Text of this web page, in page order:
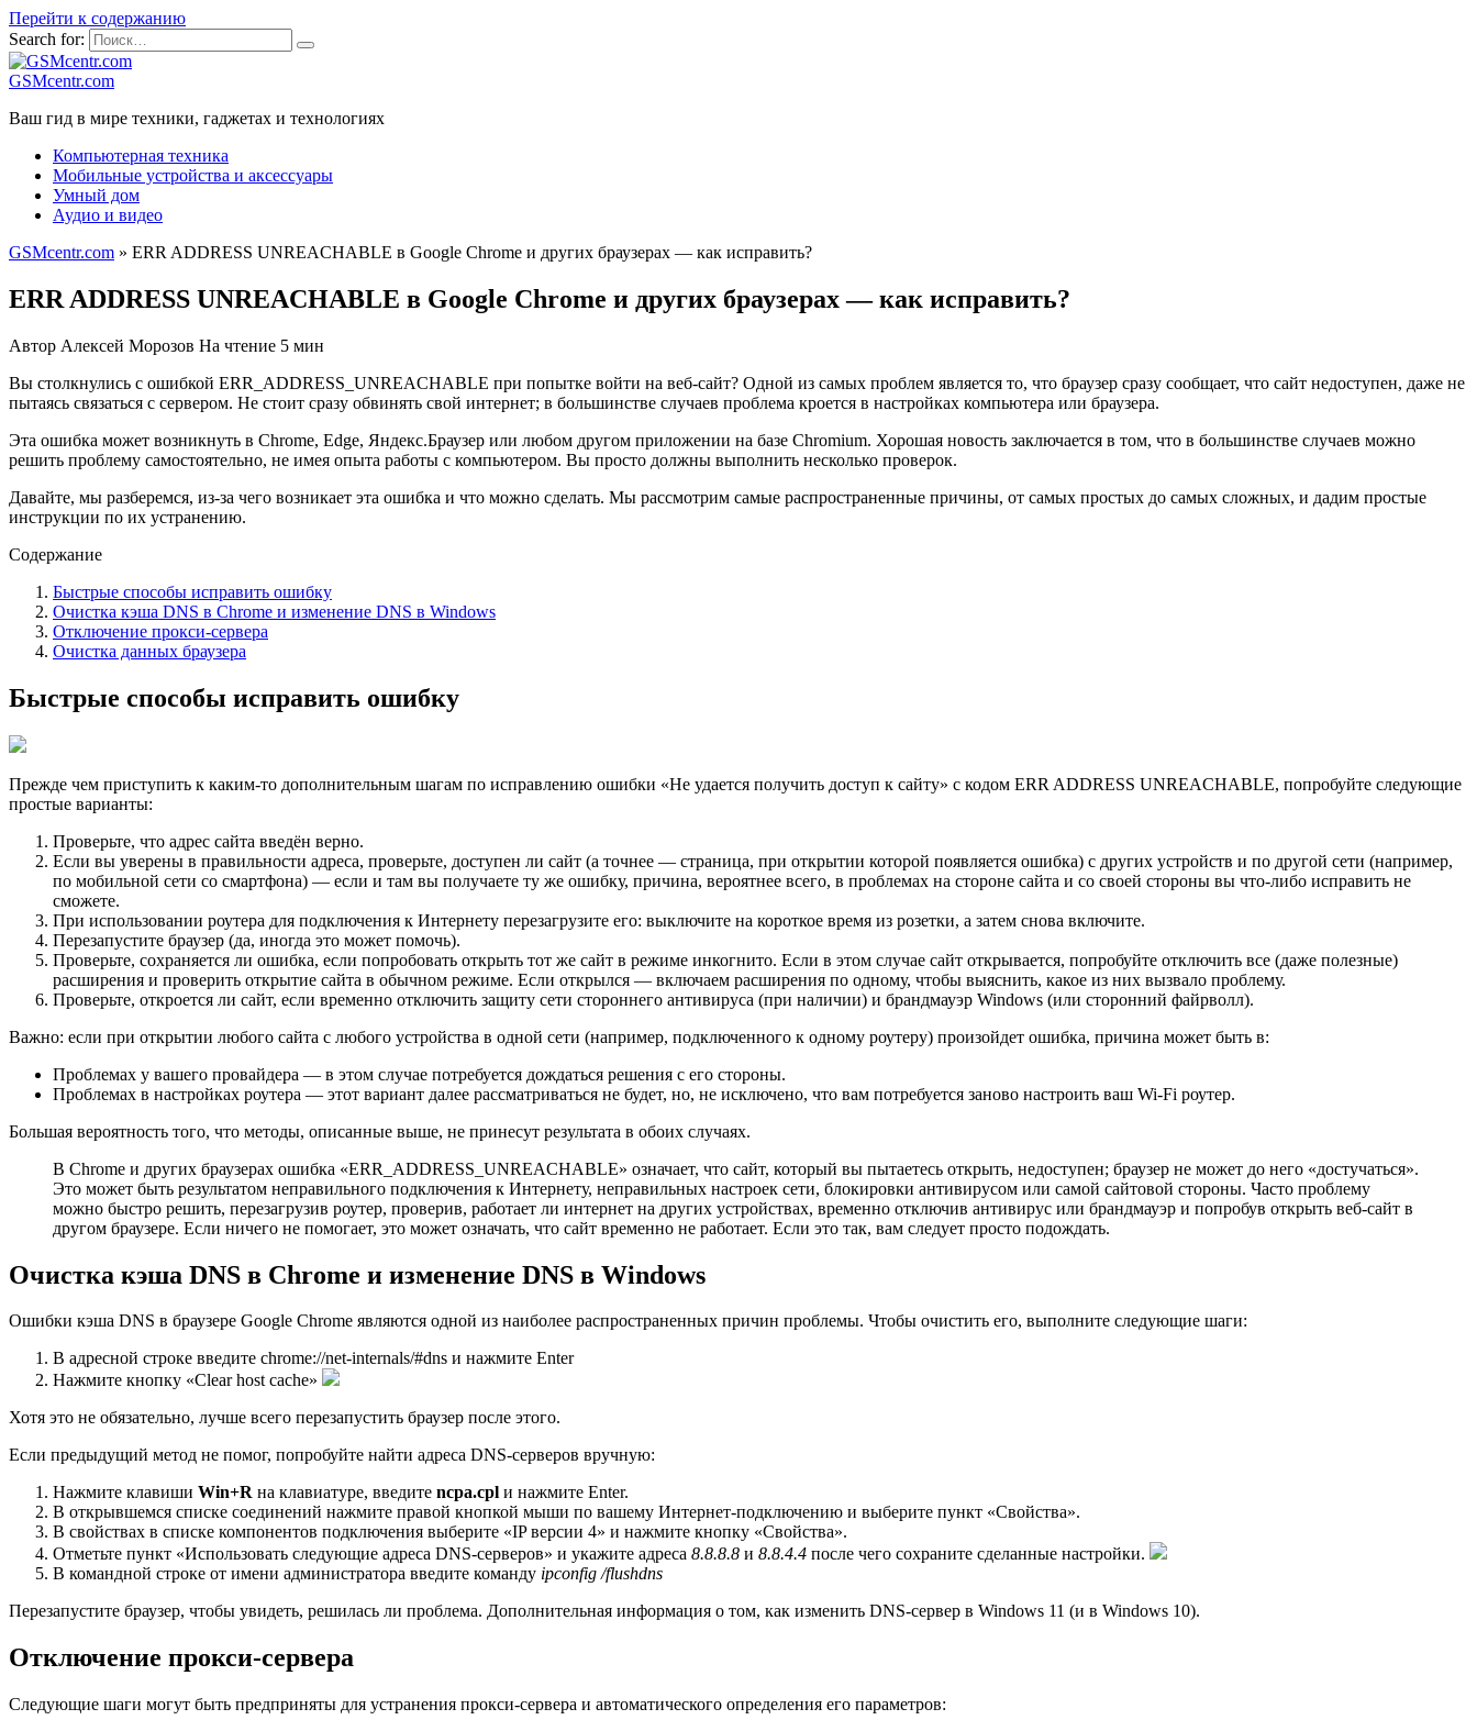
Перейти к содержанию
Search for:
GSMcentr.com
Ваш гид в мире техники, гаджетах и технологиях
Компьютерная техника
Мобильные устройства и аксессуары
Умный дом
Аудио и видео
GSMcentr.com » ERR ADDRESS UNREACHABLE в Google Chrome и других браузерах — как исправить?
ERR ADDRESS UNREACHABLE в Google Chrome и других браузерах — как исправить?
Автор Алексей Морозов На чтение 5 мин
Вы столкнулись с ошибкой ERR_ADDRESS_UNREACHABLE при попытке войти на веб-сайт? Одной из самых проблем является то, что браузер сразу сообщает, что сайт недоступен, даже не
пытаясь связаться с сервером. Не стоит сразу обвинять свой интернет; в большинстве случаев проблема кроется в настройках компьютера или браузера.
Эта ошибка может возникнуть в Chrome, Edge, Яндекс.Браузер или любом другом приложении на базе Chromium. Хорошая новость заключается в том, что в большинстве случаев можно
решить проблему самостоятельно, не имея опыта работы с компьютером. Вы просто должны выполнить несколько проверок.
Давайте, мы разберемся, из-за чего возникает эта ошибка и что можно сделать. Мы рассмотрим самые распространенные причины, от самых простых до самых сложных, и дадим простые
инструкции по их устранению.
Содержание
Быстрые способы исправить ошибку
Очистка кэша DNS в Chrome и изменение DNS в Windows
Отключение прокси-сервера
Очистка данных браузера
Быстрые способы исправить ошибку
Прежде чем приступить к каким-то дополнительным шагам по исправлению ошибки «Не удается получить доступ к сайту» с кодом ERR ADDRESS UNREACHABLE, попробуйте следующие
простые варианты:
Проверьте, что адрес сайта введён верно.
Если вы уверены в правильности адреса, проверьте, доступен ли сайт (а точнее — страница, при открытии которой появляется ошибка) с других устройств и по другой сети (например,
по мобильной сети со смартфона) — если и там вы получаете ту же ошибку, причина, вероятнее всего, в проблемах на стороне сайта и со своей стороны вы что-либо исправить не
сможете.
При использовании роутера для подключения к Интернету перезагрузите его: выключите на короткое время из розетки, а затем снова включите.
Перезапустите браузер (да, иногда это может помочь).
Проверьте, сохраняется ли ошибка, если попробовать открыть тот же сайт в режиме инкогнито. Если в этом случае сайт открывается, попробуйте отключить все (даже полезные)
расширения и проверить открытие сайта в обычном режиме. Если открылся — включаем расширения по одному, чтобы выяснить, какое из них вызвало проблему.
Проверьте, откроется ли сайт, если временно отключить защиту сети стороннего антивируса (при наличии) и брандмауэр Windows (или сторонний файрволл).
Важно: если при открытии любого сайта с любого устройства в одной сети (например, подключенного к одному роутеру) произойдет ошибка, причина может быть в:
Проблемах у вашего провайдера — в этом случае потребуется дождаться решения с его стороны.
Проблемах в настройках роутера — этот вариант далее рассматриваться не будет, но, не исключено, что вам потребуется заново настроить ваш Wi-Fi роутер.
Большая вероятность того, что методы, описанные выше, не принесут результата в обоих случаях.
В Chrome и других браузерах ошибка «ERR_ADDRESS_UNREACHABLE» означает, что сайт, который вы пытаетесь открыть, недоступен; браузер не может до него «достучаться».
Это может быть результатом неправильного подключения к Интернету, неправильных настроек сети, блокировки антивирусом или самой сайтовой стороны. Часто проблему
можно быстро решить, перезагрузив роутер, проверив, работает ли интернет на других устройствах, временно отключив антивирус или брандмауэр и попробув открыть веб-сайт в
другом браузере. Если ничего не помогает, это может означать, что сайт временно не работает. Если это так, вам следует просто подождать.
Очистка кэша DNS в Chrome и изменение DNS в Windows
Ошибки кэша DNS в браузере Google Chrome являются одной из наиболее распространенных причин проблемы. Чтобы очистить его, выполните следующие шаги:
В адресной строке введите chrome://net-internals/#dns и нажмите Enter
Нажмите кнопку «Clear host cache»
Хотя это не обязательно, лучше всего перезапустить браузер после этого.
Если предыдущий метод не помог, попробуйте найти адреса DNS-серверов вручную:
Нажмите клавиши Win+R на клавиатуре, введите ncpa.cpl и нажмите Enter.
В открывшемся списке соединений нажмите правой кнопкой мыши по вашему Интернет-подключению и выберите пункт «Свойства».
В свойствах в списке компонентов подключения выберите «IP версии 4» и нажмите кнопку «Свойства».
Отметьте пункт «Использовать следующие адреса DNS-серверов» и укажите адреса 8.8.8.8 и 8.8.4.4 после чего сохраните сделанные настройки.
В командной строке от имени администратора введите команду ipconfig /flushdns
Перезапустите браузер, чтобы увидеть, решилась ли проблема. Дополнительная информация о том, как изменить DNS-сервер в Windows 11 (и в Windows 10).
Отключение прокси-сервера
Следующие шаги могут быть предприняты для устранения прокси-сервера и автоматического определения его параметров: